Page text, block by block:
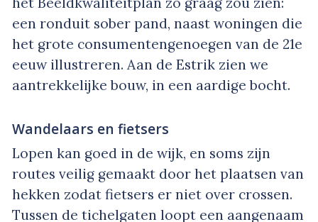
een ronduit sober pand, naast woningen die
het grote consumentengenoegen van de 21e
eeuw illustreren. Aan de Estrik zien we
aantrekkelijke bouw, in een aardige bocht.
Wandelaars en fietsers
Lopen kan goed in de wijk, en soms zijn
routes veilig gemaakt door het plaatsen van
hekken zodat fietsers er niet over crossen.
Tussen de tichelgaten loopt een aangenaam